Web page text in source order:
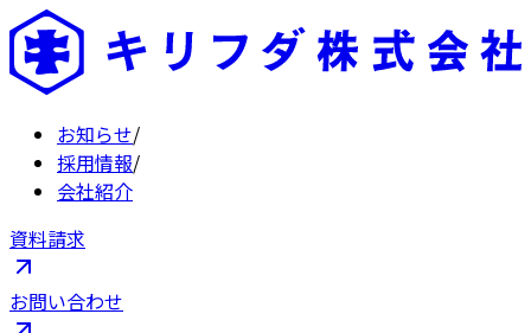
お知らせ/
採用情報/
会社紹介
資料請求
お問い合わせ